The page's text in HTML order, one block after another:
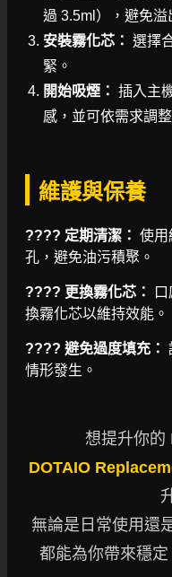
過 3.5ml），避免溢
安裝霧化芯： 選擇
緊。
開始吸煙： 插入主
感，並可依需求調
維護與保養
???? 定期清潔： 使用
孔，避免油污積聚。
???? 更換霧化芯：
換霧化芯以維持效能。
???? 避免過度填充：
情形發生。
想提升你的
DOTAIO
無論是日常使用還
都能為你帶來穩